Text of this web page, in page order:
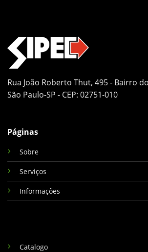
Rua João Roberto Thut, 495 - Bairro
São Paulo-SP - CEP: 02751-010
Páginas
Sobre
Serviços
Informações
Catalogo